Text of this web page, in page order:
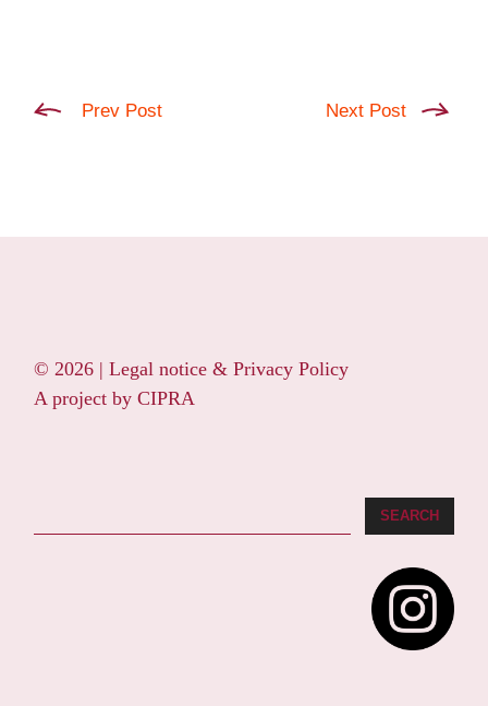
Prev Post Next Post
© 2026 |Legal notice & Privacy Policy
A project byCIPRA
SEARCH